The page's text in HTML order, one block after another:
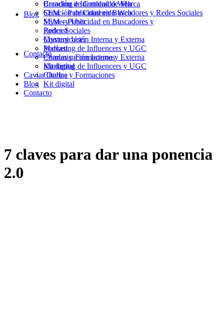
Branding e Identidad de Marca
Creación de Contenido Web
SEM – Publicidad en Buscadores y
Redes Sociales
Mystery User
Podcast
Comunicación Interna y Externa
Marketing de Influencers y UGC
Charlas y Formaciones
Kit digital
Blog
Contacto
Creación de Contenido Web
SEM – Publicidad en Buscadores y Redes Sociales
Mystery User
Podcast
Comunicación Interna y Externa
Marketing de Influencers y UGC
Charlas y Formaciones
Kit digital
Caviar Online
Blog
Contacto
7 claves para dar una ponencia
2.0